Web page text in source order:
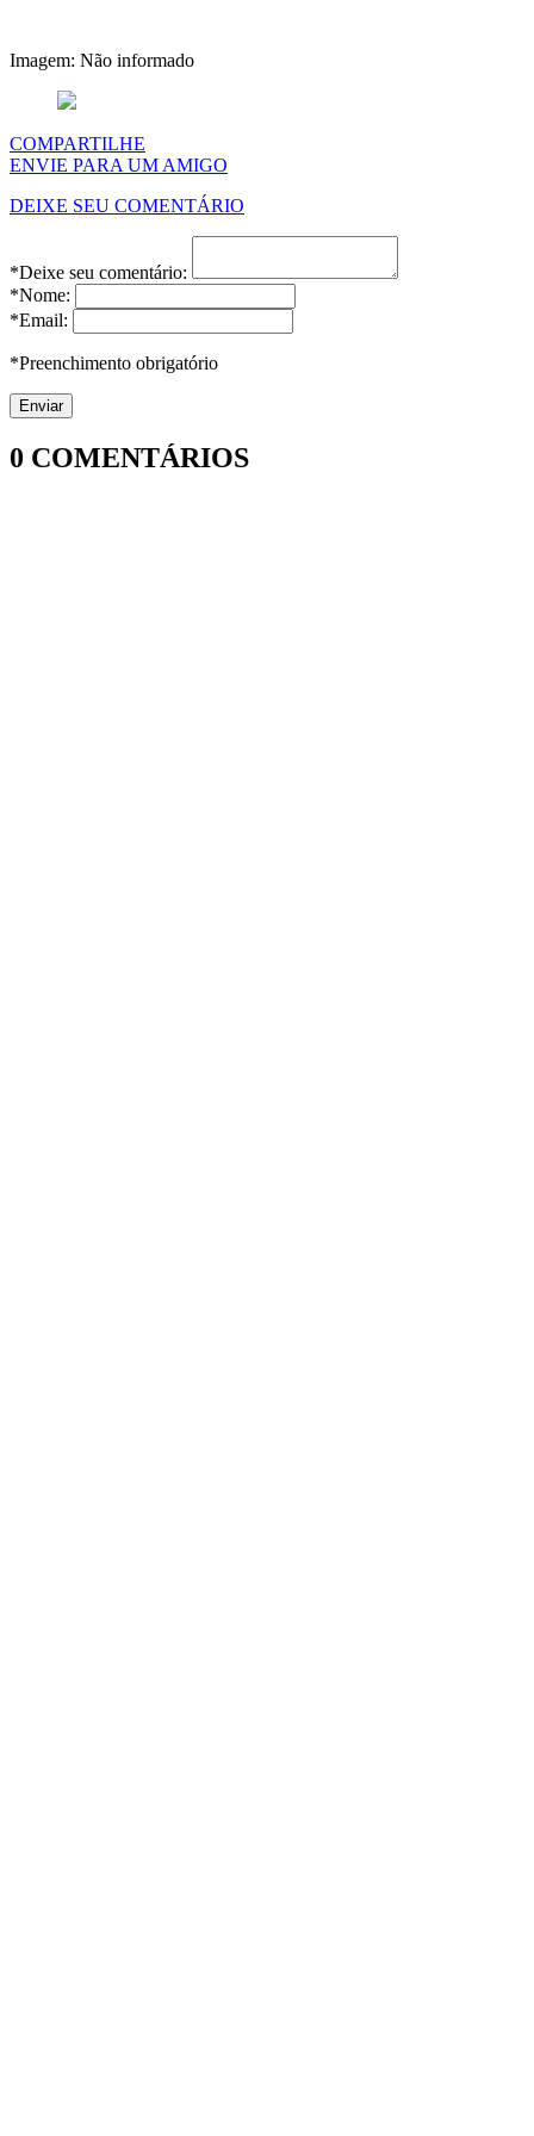
Imagem: Não informado
COMPARTILHE
ENVIE PARA UM AMIGO
DEIXE SEU COMENTÁRIO
*Deixe seu comentário:
*Nome:
*Email:
*Preenchimento obrigatório
0 COMENTÁRIOS